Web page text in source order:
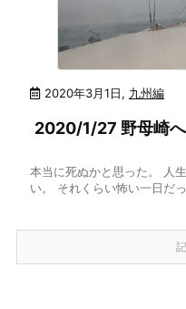
2020年3月1日, 九州編
2020/1/27 野母崎へ
本当に死ぬかと思った。 人
い。 それくらい怖い一日だ